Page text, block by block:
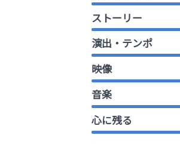
ストーリー
演出・テンポ
映像
音楽
心に残る